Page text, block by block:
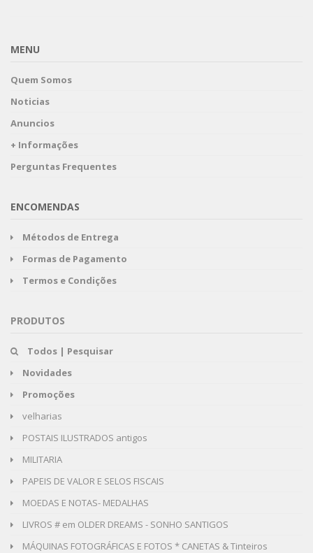
MENU
Quem Somos
Noticias
Anuncios
+ Informações
Perguntas Frequentes
ENCOMENDAS
Métodos de Entrega
Formas de Pagamento
Termos e Condições
PRODUTOS
Todos | Pesquisar
Novidades
Promoções
velharias
POSTAIS ILUSTRADOS antigos
MILITARIA
PAPEIS DE VALOR E SELOS FISCAIS
MOEDAS E NOTAS- MEDALHAS
LIVROS # em OLDER DREAMS - SONHO SANTIGOS
MÁQUINAS FOTOGRÁFICAS E FOTOS * CANETAS & Tinteiros